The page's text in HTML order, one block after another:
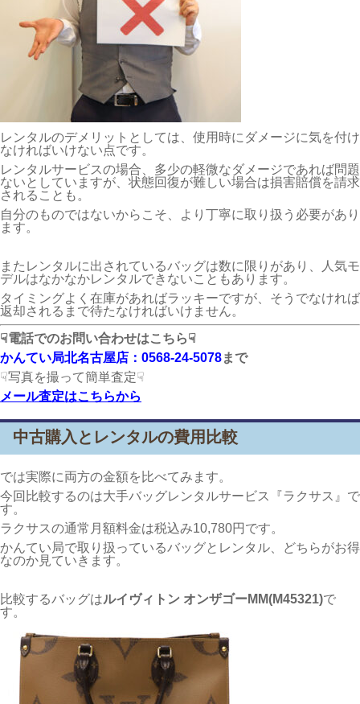
レンタルのデメリットとしては、使用時にダメージに気を付け
なければいけない点です。
レンタルサービスの場合、多少の軽微なダメージであれば問題
ないとしていますが、状態回復が難しい場合は損害賠償を請求
されることも。
自分のものではないからこそ、より丁寧に取り扱う必要があり
ます。
またレンタルに出されているバッグは数に限りがあり、人気モ
デルはなかなかレンタルできないこともあります。
タイミングよく在庫があればラッキーですが、そうでなければ
返却されるまで待たなければいけません。
☟電話でのお問い合わせはこちら☟
かんてい局北名古屋店：0568-24-5078まで
☟写真を撮って簡単査定☟
メール査定はこちらから
中古購入とレンタルの費用比較
では実際に両方の金額を比べてみます。
今回比較するのは大手バッグレンタルサービス『ラクサス』で
す。
ラクサスの通常月額料金は税込み10,780円です。
かんてい局で取り扱っているバッグとレンタル、どちらがお得
なのか見ていきます。
比較するバッグはルイヴィトン オンザゴーMM(M45321)で
す。